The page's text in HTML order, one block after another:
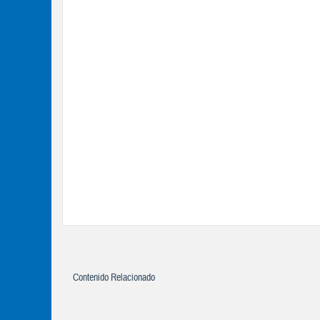
Contenido Relacionado